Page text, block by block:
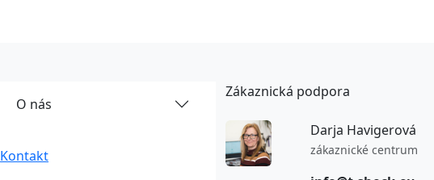
O nás
Kontakt
Zákaznická podpora
Darja Havigerová
zákaznické centrum